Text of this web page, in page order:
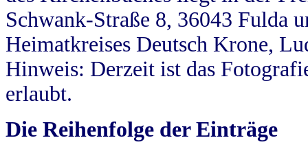
Schwank-Straße 8, 36043 Fulda
Heimatkreises Deutsch Krone,
Hinweis: Derzeit ist das
erlaubt.
Die Reihenfolge der Einträge